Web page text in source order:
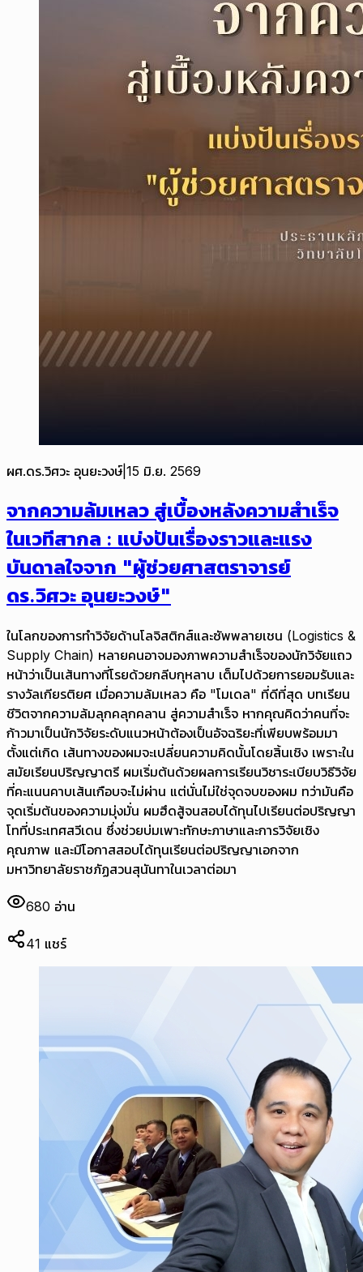
ผศ.ดร.วิศวะ อุนยะวงษ์ 15 มิ.ย. 2569
จากความล้มเหลว สู่เบื้องหลังความสำเร็จ
ในเวทีสากล : แบ่งปันเรื่องราวและแรง
บันดาลใจจาก "ผู้ช่วยศาสตราจารย์
ดร.วิศวะ อุนยะวงษ์"
ในโลกของการทำวิจัยด้านโลจิสติกส์และซัพพลายเชน (Logistics &
Supply Chain) หลายคนอาจมองภาพความสำเร็จของนักวิจัยแถว
หน้าว่าเป็นเส้นทางที่โรยด้วยกลีบกุหลาบ เต็มไปด้วยการยอมรับและ
รางวัลเกียรติยศ เมื่อความล้มเหลว คือ "โมเดล" ที่ดีที่สุด บทเรียน
ชีวิตจากความล้มลุกคลุกคลาน สู่ความสำเร็จ หากคุณคิดว่าคนที่จะ
ก้าวมาเป็นนักวิจัยระดับแนวหน้าต้องเป็นอัจฉริยะที่เพียบพร้อมมา
ตั้งแต่เกิด เส้นทางของผมจะเปลี่ยนความคิดนั้นโดยสิ้นเชิง เพราะใน
สมัยเรียนปริญญาตรี ผมเริ่มต้นด้วยผลการเรียนวิชาระเบียบวิธีวิจัย
ที่คะแนนคาบเส้นเกือบจะไม่ผ่าน แต่นั่นไม่ใช่จุดจบของผม ทว่ามันคือ
จุดเริ่มต้นของความมุ่งมั่น ผมฮึดสู้จนสอบได้ทุนไปเรียนต่อปริญญา
โทที่ประเทศสวีเดน ซึ่งช่วยบ่มเพาะทักษะภาษาและการวิจัยเชิง
คุณภาพ และมีโอกาสสอบได้ทุนเรียนต่อปริญญาเอกจาก
มหาวิทยาลัยราชภัฏสวนสุนันทาในเวลาต่อมา
680 อ่าน
41 แชร์